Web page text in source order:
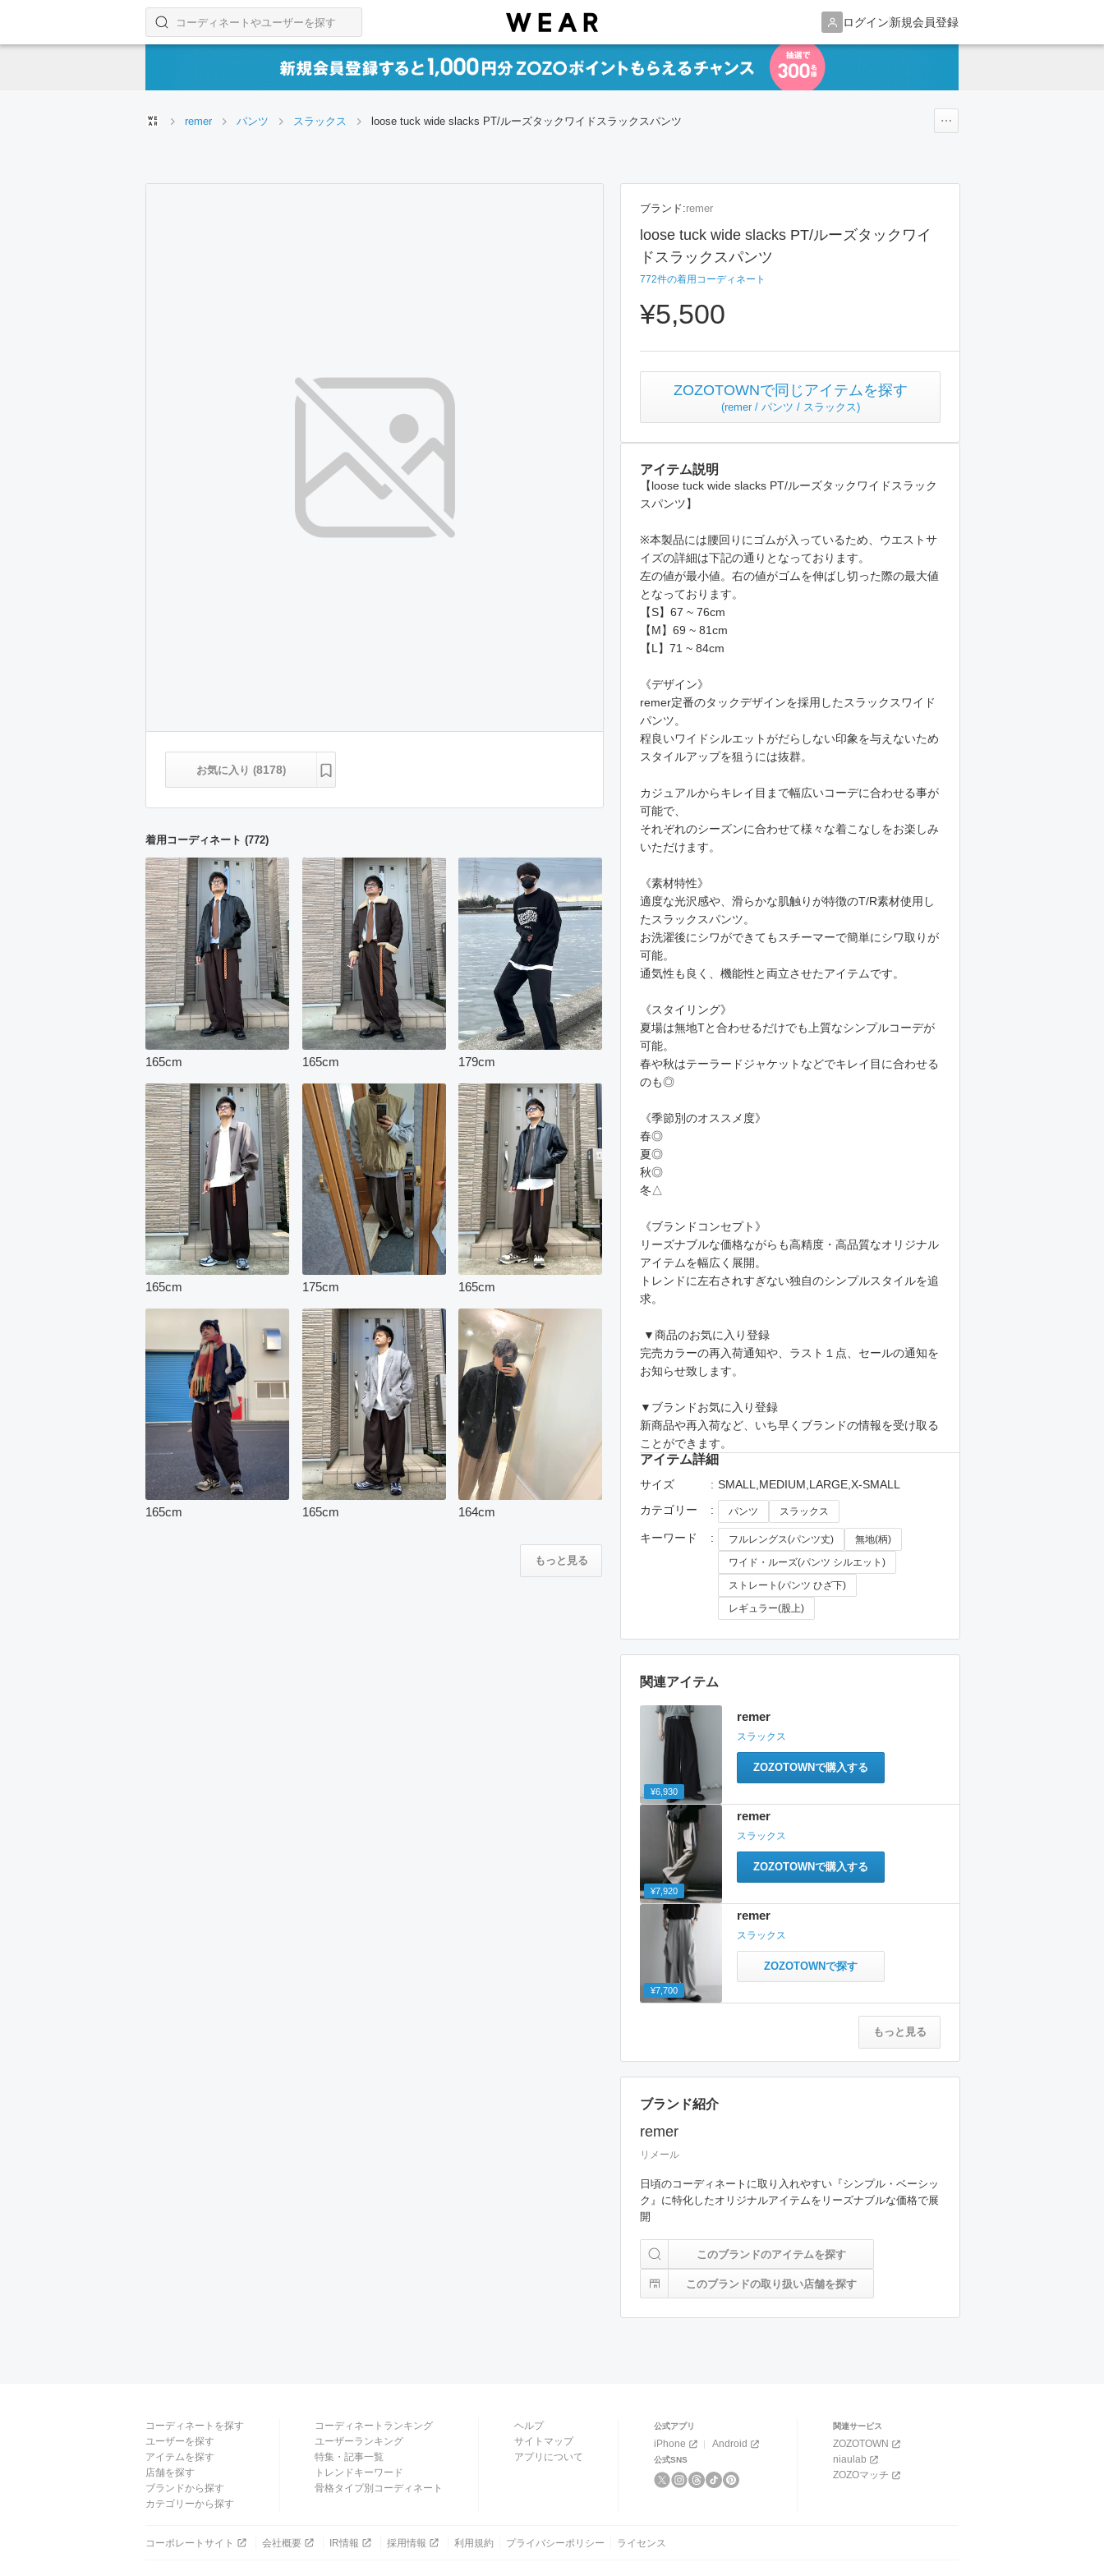
ログイン新規会員登録
コーディネートやユーザーを探す
検索する
remer パンツ スラックス loose tuck wide slacks PT/ルーズタックワイドスラックスパンツ
お気に入り (8178)
ブランド:remer
loose tuck wide slacks PT/ルーズタックワイ
ドスラックスパンツ
772件の着用コーディネート
¥5,500
ZOZOTOWNで同じアイテムを探す
(remer / パンツ / スラックス)
アイテム説明
【loose tuck wide slacks PT/ルーズタックワイドスラック
スパンツ】
※本製品には腰回りにゴムが入っているため、ウエストサ
イズの詳細は下記の通りとなっております。
左の値が最小値。右の値がゴムを伸ばし切った際の最大値
となっております。
【S】67 ~ 76cm
【M】69 ~ 81cm
【L】71 ~ 84cm
《デザイン》
remer定番のタックデザインを採用したスラックスワイド
パンツ。
程良いワイドシルエットがだらしない印象を与えないため
スタイルアップを狙うには抜群。
カジュアルからキレイ目まで幅広いコーデに合わせる事が
可能で、
それぞれのシーズンに合わせて様々な着こなしをお楽しみ
いただけます。
《素材特性》
適度な光沢感や、滑らかな肌触りが特徴のT/R素材使用し
たスラックスパンツ。
お洗濯後にシワができてもスチーマーで簡単にシワ取りが
可能。
通気性も良く、機能性と両立させたアイテムです。
《スタイリング》
夏場は無地Tと合わせるだけでも上質なシンプルコーデが
可能。
春や秋はテーラードジャケットなどでキレイ目に合わせる
のも◎
《季節別のオススメ度》
春◎
夏◎
秋◎
冬△
《ブランドコンセプト》
リーズナブルな価格ながらも高精度・高品質なオリジナル
アイテムを幅広く展開。
トレンドに左右されすぎない独自のシンプルスタイルを追
求。
▼商品のお気に入り登録
完売カラーの再入荷通知や、ラスト１点、セールの通知を
お知らせ致します。
▼ブランドお気に入り登録
新商品や再入荷など、いち早くブランドの情報を受け取る
ことができます。
アイテム詳細
サイズ
SMALL,MEDIUM,LARGE,X-SMALL
カテゴリー
パンツ スラックス
キーワード フルレングス(パンツ丈)
無地(柄)
ワイド・ルーズ(パンツ シルエット)
ストレート(パンツ ひざ下)
レギュラー(股上)
関連アイテム
¥6,930
remer
スラックス
ZOZOTOWNで購入する
¥7,920
remer
スラックス
ZOZOTOWNで購入する
¥7,700
remer
スラックス
ZOZOTOWNで探す
もっと見る
ブランド紹介
remer
リメール
日頃のコーディネートに取り入れやすい『シンプル・ベーシッ
ク』に特化したオリジナルアイテムをリーズナブルな価格で展
開
このブランドのアイテムを探す
このブランドの取り扱い店舗を探す
着用コーディネート (772)
165cm 165cm 179cm
165cm 175cm 165cm
165cm 165cm 164cm
もっと見る
コーディネートを探す
ユーザーを探す
アイテムを探す
店舗を探す
ブランドから探す
カテゴリーから探す
コーディネートランキング
ユーザーランキング
特集・記事一覧
トレンドキーワード
骨格タイプ別コーディネート
ヘルプ
サイトマップ
アプリについて
公式アプリ
iPhone Android
公式SNS
関連サービス
ZOZOTOWN
niaulab
ZOZOマッチ
コーポレートサイト 会社概要 IR情報 採用情報 利用規約 プライバシーポリシー ライセンス